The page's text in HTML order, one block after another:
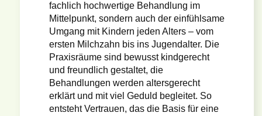
fachlich hochwertige Behandlung im
Mittelpunkt, sondern auch der einfühlsame
Umgang mit Kindern jeden Alters – vom
ersten Milchzahn bis ins Jugendalter. Die
Praxisräume sind bewusst kindgerecht
und freundlich gestaltet, die
Behandlungen werden altersgerecht
erklärt und mit viel Geduld begleitet. So
entsteht Vertrauen, das die Basis für eine